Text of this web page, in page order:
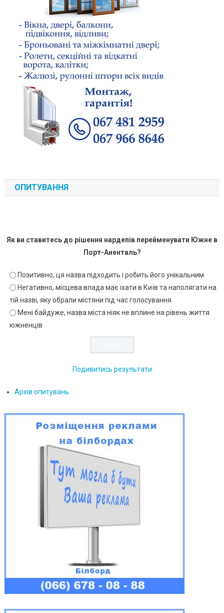
ОПИТУВАННЯ
Як ви ставитесь до рішення нардепів перейменувати Южне в
Порт-Аненталь?
Позитивно, ця назва підходить і робить його унікальним
Негативно, місцева влада має їхати в Київ та наполягати на
тій назві, яку обрали містяни під час голосування
Мені байдуже, назва міста ніяк не вплине на рівень життя
южненців
Подивитись результати
Архів опитувань